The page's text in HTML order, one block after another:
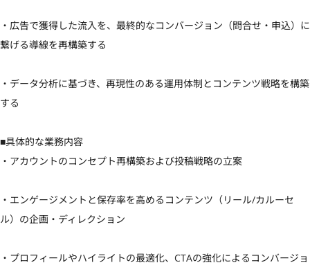
・広告で獲得した流入を、最終的なコンバージョン（問合せ・申込）に
繋げる導線を再構築する
・データ分析に基づき、再現性のある運用体制とコンテンツ戦略を構築
する
■具体的な業務内容
・アカウントのコンセプト再構築および投稿戦略の立案
・エンゲージメントと保存率を高めるコンテンツ（リール/カルーセ
ル）の企画・ディレクション
・プロフィールやハイライトの最適化、CTAの強化によるコンバージョ